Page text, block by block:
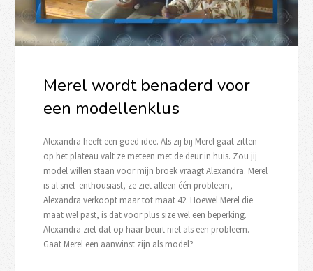
Merel wordt benaderd voor
een modellenklus
Alexandra heeft een goed idee. Als zij bij Merel gaat zitten
op het plateau valt ze meteen met de deur in huis. Zou jij
model willen staan voor mijn broek vraagt Alexandra. Merel
is al snel enthousiast, ze ziet alleen één probleem,
Alexandra verkoopt maar tot maat 42. Hoewel Merel die
maat wel past, is dat voor plus size wel een beperking.
Alexandra ziet dat op haar beurt niet als een probleem.
Gaat Merel een aanwinst zijn als model?